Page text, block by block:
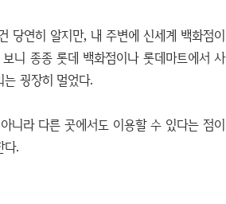
당연히 알지만, 내 주변에 신세계 백화점이
니 종종 롯데 백화점이나 롯데마트에서 사
굉장히 멀었다.
니라 다른 곳에서도 이용할 수 있다는 점이
다.